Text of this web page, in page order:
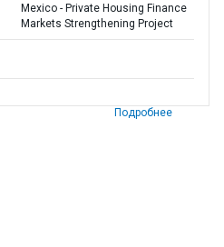
Mexico - Private Housing Finance
Markets Strengthening Project
Подробнее